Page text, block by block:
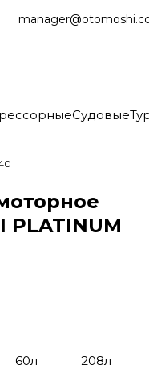
Судовые
PLATINUM
60л 208л